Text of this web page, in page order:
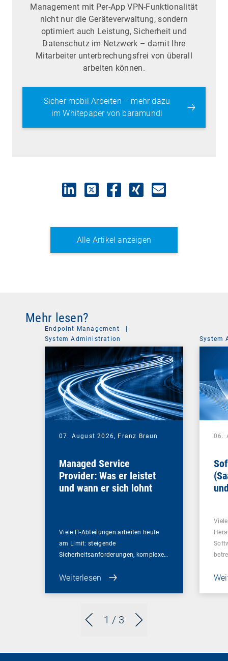
Management mit Per-App VPN-Funktionalität
nicht nur die Geräteverwaltung, sondern
optimiert auch Leistung, Sicherheit und
Datenschutz im Netzwerk – damit Ihre
Mitarbeiter unterbrechungsfrei von überall
arbeiten können.
Sicher mobil Arbeiten – mehr dazu
im Whitepaper von baramundi
Alle Artikel anzeigen
Mehr lesen?
1 / 3
Endpoint Management
|
System Administration
07. August 2026, Franz Braun
Managed Service
Provider: Was er leistet
und wann er sich lohnt
Viele IT-Abteilungen arbeiten heute
am Limit: steigende
Sicherheitsanforderungen, komplexe…
Weiterlesen
System
06.